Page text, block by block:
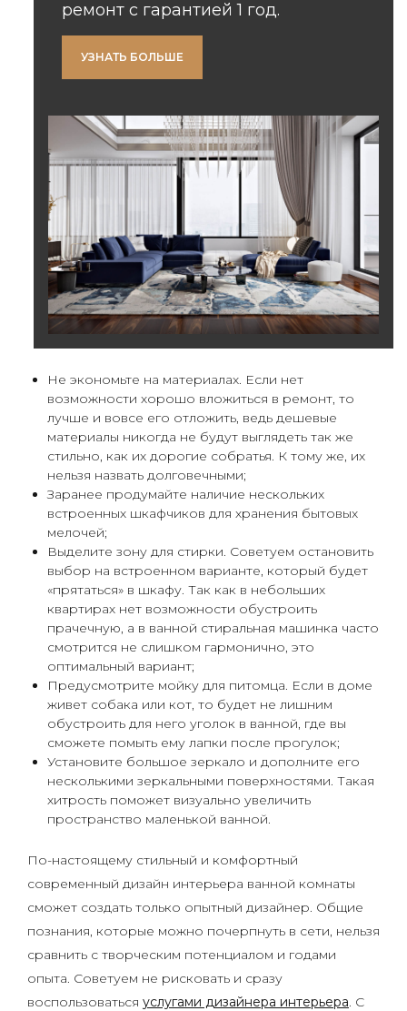
ремонт с гарантией 1 год.
УЗНАТЬ БОЛЬШЕ
Не экономьте на материалах. Если нет
возможности хорошо вложиться в ремонт, то
лучше и вовсе его отложить, ведь дешевые
материалы никогда не будут выглядеть так же
стильно, как их дорогие собратья. К тому же, их
нельзя назвать долговечными;
Заранее продумайте наличие нескольких
встроенных шкафчиков для хранения бытовых
мелочей;
Выделите зону для стирки. Советуем остановить
выбор на встроенном варианте, который будет
«прятаться» в шкафу. Так как в небольших
квартирах нет возможности обустроить
прачечную, а в ванной стиральная машинка часто
смотрится не слишком гармонично, это
оптимальный вариант;
Предусмотрите мойку для питомца. Если в доме
живет собака или кот, то будет не лишним
обустроить для него уголок в ванной, где вы
сможете помыть ему лапки после прогулок;
Установите большое зеркало и дополните его
несколькими зеркальными поверхностями. Такая
хитрость поможет визуально увеличить
пространство маленькой ванной.
По-настоящему стильный и комфортный
современный дизайн интерьера ванной комнаты
сможет создать только опытный дизайнер. Общие
познания, которые можно почерпнуть в сети, нельзя
сравнить с творческим потенциалом и годами
опыта. Советуем не рисковать и сразу
воспользоваться услугами дизайнера интерьера. С